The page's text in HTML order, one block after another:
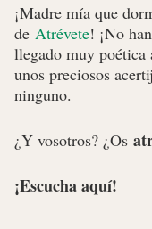
¡Madre mía que
de Atrévete! ¡No
llegado muy poética
unos preciosos
ninguno.
¿Y vosotros? ¿Os
¡Escucha aquí!